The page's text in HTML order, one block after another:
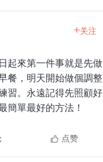
+关注
起來第一件事就是先做
餐，明天開始做個調整
習。永遠記得先照顧好
簡單最好的方法！
点赞